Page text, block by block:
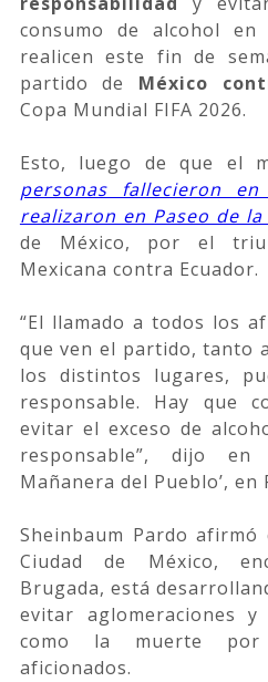
consumo de alcohol en
realicen este fin de
partido de México
Copa Mundial FIFA 2026.
Esto, luego de que el
personas fallecieron
realizaron en Paseo de la
de México, por el
Mexicana contra Ecuador.
“El llamado a todos los
que ven el partido, tanto
los distintos lugares,
responsable. Hay que
evitar el exceso de
responsable”, dijo en
Mañanera del Pueblo’, en
Sheinbaum Pardo
Ciudad de México,
Brugada, está
evitar aglomeraciones
como la muerte
aficionados.